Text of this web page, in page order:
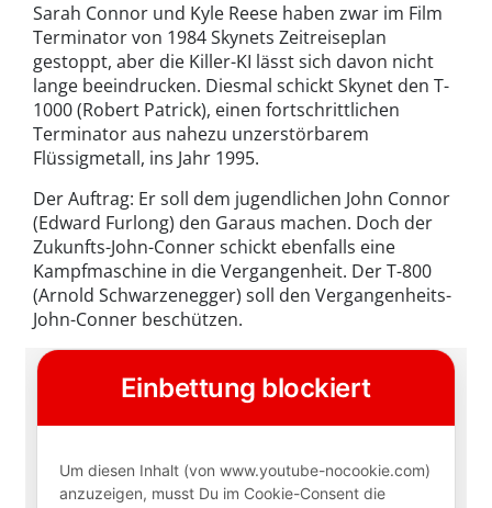
Sarah Connor und Kyle Reese haben zwar im Film
Terminator von 1984 Skynets Zeitreiseplan
gestoppt, aber die Killer-KI lässt sich davon nicht
lange beeindrucken. Diesmal schickt Skynet den T-
1000 (Robert Patrick), einen fortschrittlichen
Terminator aus nahezu unzerstörbarem
Flüssigmetall, ins Jahr 1995.
Der Auftrag: Er soll dem jugendlichen John Connor
(Edward Furlong) den Garaus machen. Doch der
Zukunfts-John-Conner schickt ebenfalls eine
Kampfmaschine in die Vergangenheit. Der T-800
(Arnold Schwarzenegger) soll den Vergangenheits-
John-Conner beschützen.